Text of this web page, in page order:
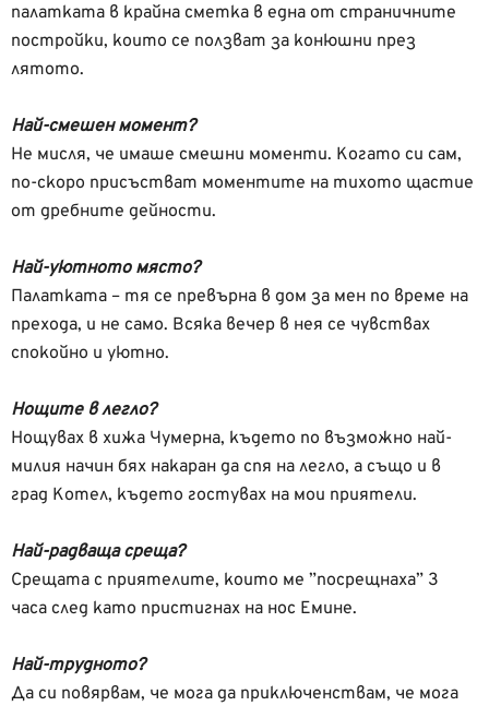
палатката в крайна сметка в една от страничните
постройки, които се ползват за конюшни през
лятото.
Най-смешен момент?
Не мисля, че имаше смешни моменти. Когато си сам,
по-скоро присъстват моментите на тихото щастие
от дребните дейности.
Най-уютното място?
Палатката – тя се превърна в дом за мен по време на
прехода, и не само. Всяка вечер в нея се чувствах
спокойно и уютно.
Нощите в легло?
Нощувах в хижа Чумерна, където по възможно най-
милия начин бях накаран да спя на легло, а също и в
град Котел, където гостувах на мои приятели.
Най-радваща среща?
Срещата с приятелите, които ме ”посрещнаха” 3
часа след като пристигнах на нос Емине.
Най-трудното?
Да си повярвам, че мога да приключенствам, че мога